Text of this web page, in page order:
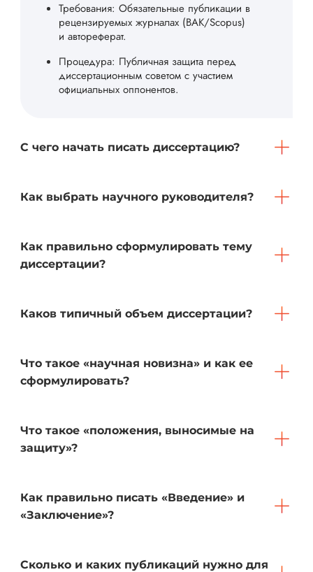
Требования: Обязательные публикации в
рецензируемых журналах (ВАК/Scopus)
и автореферат.
Процедура: Публичная защита перед
диссертационным советом с участием
официальных оппонентов.
С чего начать писать диссертацию?
Как выбрать научного руководителя?
Как правильно сформулировать тему
диссертации?
Каков типичный объем диссертации?
Что такое «научная новизна» и как ее
сформулировать?
Что такое «положения, выносимые на
защиту»?
Как правильно писать «Введение» и
«Заключение»?
Сколько и каких публикаций нужно для